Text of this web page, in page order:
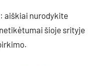
: aiškiai nurodykite
šioje srityje